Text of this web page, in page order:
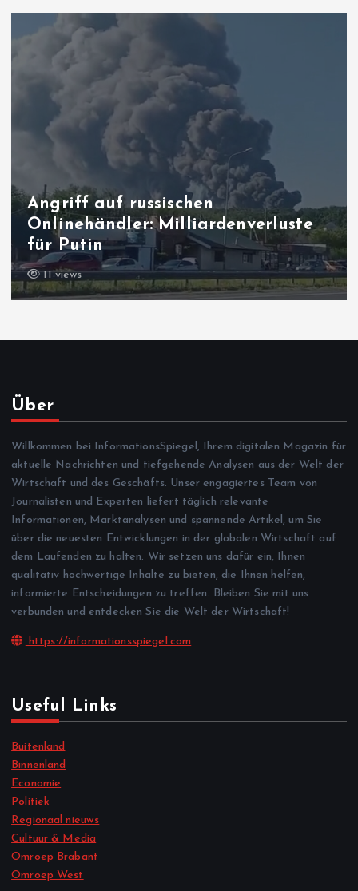
Angriff auf russischen
Onlinehändler: Milliardenverluste
für Putin
11 views
Über
Willkommen bei InformationsSpiegel, Ihrem digitalen Magazin für
aktuelle Nachrichten und tiefgehende Analysen aus der Welt der
Wirtschaft und des Geschäfts. Unser engagiertes Team von
Journalisten und Experten liefert täglich relevante
Informationen, Marktanalysen und spannende Artikel, um Sie
über die neuesten Entwicklungen in der globalen Wirtschaft auf
dem Laufenden zu halten. Wir setzen uns dafür ein, Ihnen
qualitativ hochwertige Inhalte zu bieten, die Ihnen helfen,
informierte Entscheidungen zu treffen. Bleiben Sie mit uns
verbunden und entdecken Sie die Welt der Wirtschaft!
https://informationsspiegel.com
Useful Links
Buitenland
Binnenland
Economie
Politiek
Regionaal nieuws
Cultuur & Media
Omroep Brabant
Omroep West